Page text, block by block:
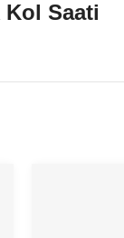
Kol Saati